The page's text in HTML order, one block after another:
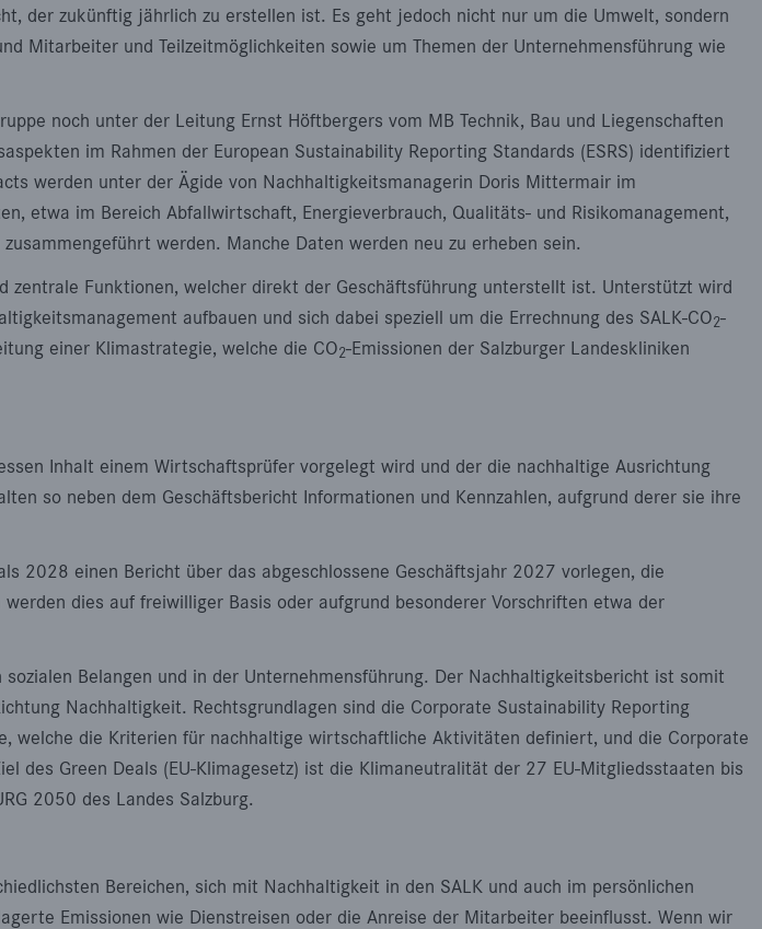
der zukünftig jährlich zu erstellen ist. Es geht jedoch nicht nur um die Umwelt, sondern
Mitarbeiter und Teilzeitmöglichkeiten sowie um Themen der Unternehmensführung wie
noch unter der Leitung Ernst Höftbergers vom MB Technik, Bau und Liegenschaften
im Rahmen der European Sustainability Reporting Standards (ESRS) identifiziert
werden unter der Ägide von Nachhaltigkeitsmanagerin Doris Mittermair im
etwa im Bereich Abfallwirtschaft, Energieverbrauch, Qualitäts- und Risikomanagement,
werden. Manche Daten werden neu zu erheben sein.
zentrale Funktionen, welcher direkt der Geschäftsführung unterstellt ist. Unterstützt wird
aufbauen und sich dabei speziell um die Errechnung des SALK-CO2-
einer Klimastrategie, welche die CO2-Emissionen der Salzburger Landeskliniken
Inhalt einem Wirtschaftsprüfer vorgelegt wird und der die nachhaltige Ausrichtung
so neben dem Geschäftsbericht Informationen und Kennzahlen, aufgrund derer sie ihre
2028 einen Bericht über das abgeschlossene Geschäftsjahr 2027 vorlegen, die
dies auf freiwilliger Basis oder aufgrund besonderer Vorschriften etwa der
Belangen und in der Unternehmensführung. Der Nachhaltigkeitsbericht ist somit
Nachhaltigkeit. Rechtsgrundlagen sind die Corporate Sustainability Reporting
welche die Kriterien für nachhaltige wirtschaftliche Aktivitäten definiert, und die Corporate
des Green Deals (EU-Klimagesetz) ist die Klimaneutralität der 27 EU-Mitgliedsstaaten bis
2050 des Landes Salzburg.
Bereichen, sich mit Nachhaltigkeit in den SALK und auch im persönlichen
Emissionen wie Dienstreisen oder die Anreise der Mitarbeiter beeinflusst. Wenn wir